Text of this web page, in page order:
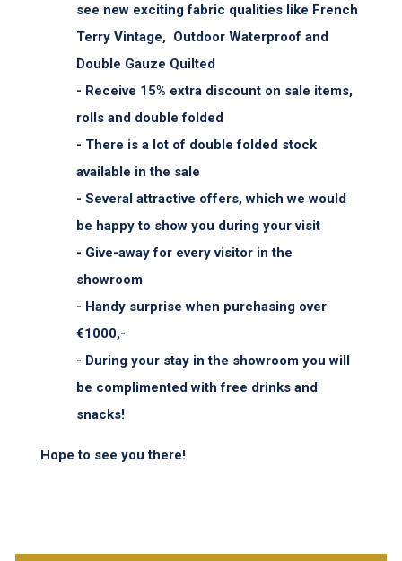
see new exciting fabric qualities like French
Terry Vintage, Outdoor Waterproof and
Double Gauze Quilted
- Receive 15% extra discount on sale items,
rolls and double folded
- There is a lot of double folded stock
available in the sale
- Several attractive offers, which we would
be happy to show you during your visit
- Give-away for every visitor in the
showroom
- Handy surprise when purchasing over
€1000,-
- During your stay in the showroom you will
be complimented with free drinks and
snacks!
Hope to see you there!